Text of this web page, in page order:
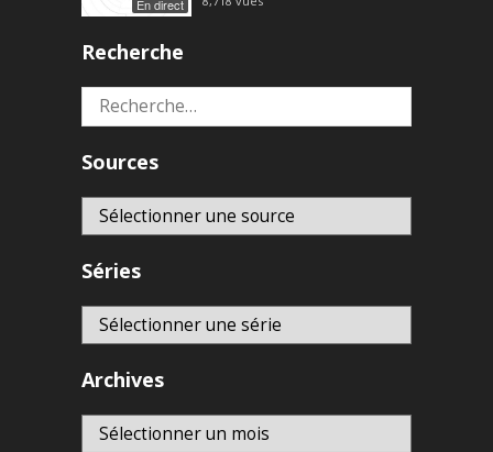
En direct
Recherche
Rechercher :
Sources
Séries
Archives
Archives